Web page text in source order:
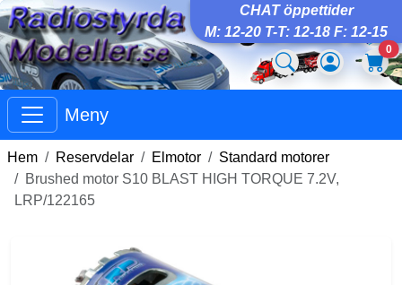
CHAT öppettider
M: 12-20 T-T: 12-18 F: 12-15
0
Meny
Hem Reservdelar Elmotor
Standard motorer
Brushed motor S10 BLAST HIGH TORQUE 7.2V,
LRP/122165